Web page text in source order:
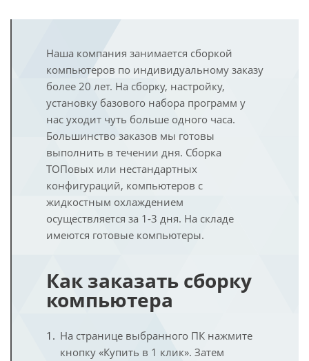
Наша компания занимается сборкой
компьютеров по индивидуальному заказу
более 20 лет. На сборку, настройку,
установку базового набора программ у
нас уходит чуть больше одного часа.
Большинство заказов мы готовы
выполнить в течении дня. Сборка
ТОПовых или нестандартных
конфигураций, компьютеров с
жидкостным охлаждением
осуществляется за 1-3 дня. На складе
имеются готовые компьютеры.
Как заказать сборку
компьютера
На странице выбранного ПК нажмите
кнопку «Купить в 1 клик». Затем